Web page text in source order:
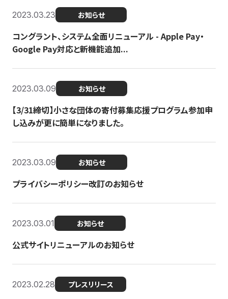
2023.03.23 お知らせ
コングラント、システム全面リニューアル - Apple Pay・
Google Pay対応と新機能追加...
2023.03.09 お知らせ
【3/31締切】小さな団体の寄付募集応援プログラム参加申
し込みが更に簡単になりました。
2023.03.09 お知らせ
プライバシーポリシー改訂のお知らせ
2023.03.01 お知らせ
公式サイトリニューアルのお知らせ
2023.02.28 プレスリリース